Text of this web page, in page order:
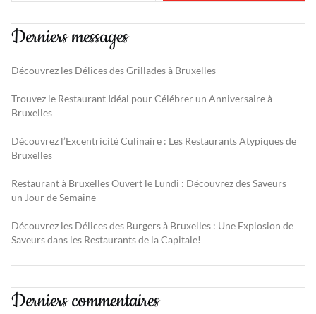
Derniers messages
Découvrez les Délices des Grillades à Bruxelles
Trouvez le Restaurant Idéal pour Célébrer un Anniversaire à
Bruxelles
Découvrez l’Excentricité Culinaire : Les Restaurants Atypiques de
Bruxelles
Restaurant à Bruxelles Ouvert le Lundi : Découvrez des Saveurs
un Jour de Semaine
Découvrez les Délices des Burgers à Bruxelles : Une Explosion de
Saveurs dans les Restaurants de la Capitale!
Derniers commentaires